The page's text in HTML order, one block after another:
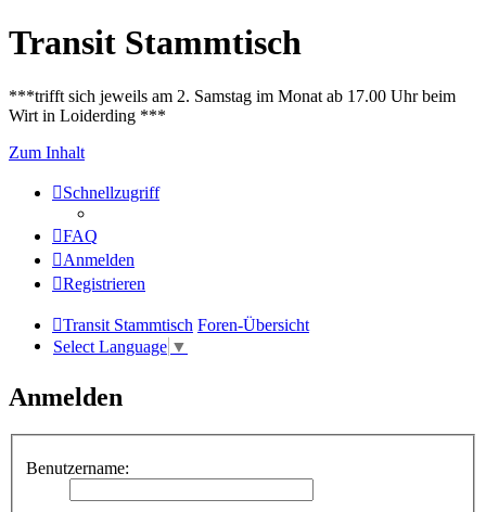
Transit Stammtisch
***trifft sich jeweils am 2. Samstag im Monat ab 17.00 Uhr beim
Wirt in Loiderding ***
Zum Inhalt
Schnellzugriff
FAQ
Anmelden
Registrieren
Transit Stammtisch Foren-Übersicht
Select Language ▼
Anmelden
Benutzername: